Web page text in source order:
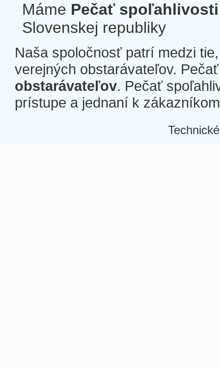
Máme Pečať spoľahlivosti
Slovenskej republiky
Naša spoločnosť patrí medzi
verejných obstarávateľov.
obstarávateľov. Pečať
prístupe a jednaní k